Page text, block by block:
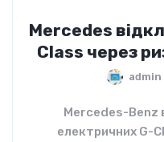
Mercedes
Class через
admin
Mercedes-Benz
електричних G-